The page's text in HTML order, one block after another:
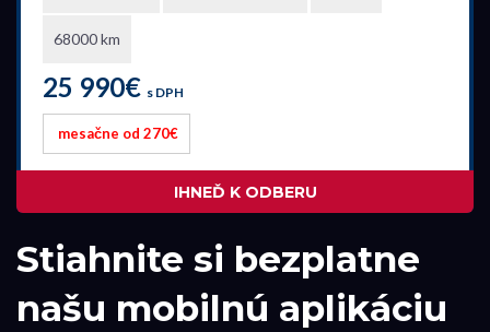
Pobočka
Bratislava
Trenčianska Turná
Akciová ponuka
všetky
68000 km
25 990€ s DPH
mesačne od 270€
IHNEĎ K ODBERU
Stiahnite si bezplatne
našu mobilnú aplikáciu